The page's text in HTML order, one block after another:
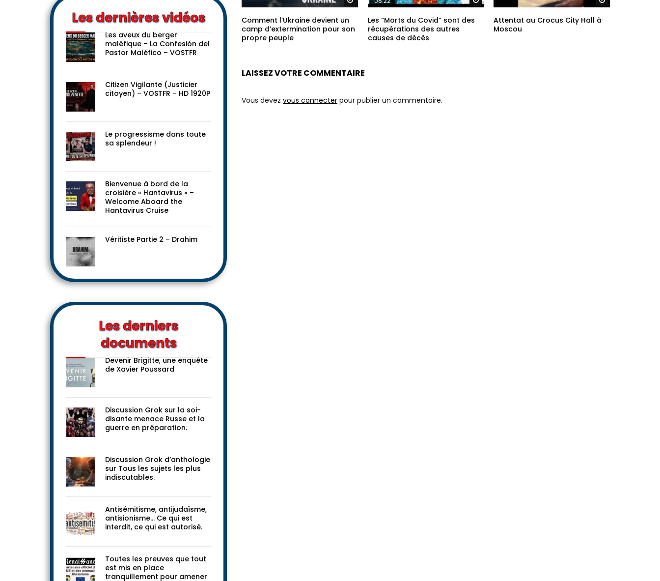
Regarder plus tard
Comment l’Ukraine devient un
Regarder plus tard
08:22
Les “Morts du Covid” sont des
LAISSEZ VOTRE COMMENTAIRE
Les dernières vidéos
Les aveux du berger
Pastor Maléfico – VOSTFR
Bienvenue à bord de la
croisière « Hantavirus » –
Les derniers
documents
Discussion Grok sur la soi-
guerre en préparation.
Discussion Grok d’anthologie
indiscutables.
Antisémitisme, antijudaïsme,
interdit, ce qui est autorisé.